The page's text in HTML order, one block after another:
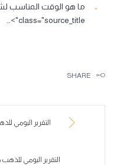
class="source_title">…
SHARE
التقرير اليومي
التقرير اليومي للذهب